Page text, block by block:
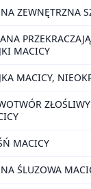
ZEWNĘTRZNA
MACICY
MACICY,
MACICY
ŚLUZOWA